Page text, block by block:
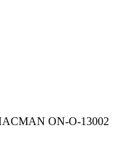
ON-O-13002